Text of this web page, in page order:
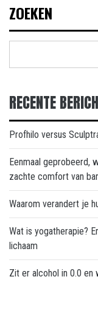
ZOEKEN
RECENTE
Profhilo versus
Eenmaal geprobeerd,
zachte comfort van
Waarom verandert je
Wat is yogatherapie?
lichaam
Zit er alcohol in 0.0 en